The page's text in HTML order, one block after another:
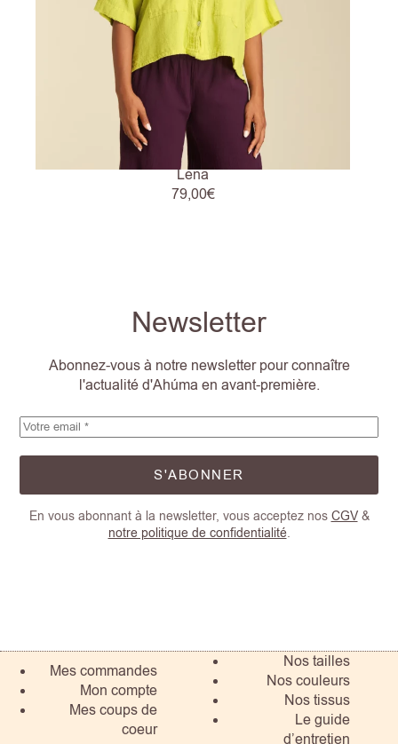
Lena
79,00€
Newsletter
Abonnez-vous à notre newsletter pour connaître
l'actualité d'Ahúma en avant-première.
S'ABONNER
En vous abonnant à la newsletter, vous acceptez nos CGV&
notre politique de confidentialité.
Mes commandes
Mon compte
Mes coups de
coeur
Nos tailles
Nos couleurs
Nos tissus
Le guide
d’entretien